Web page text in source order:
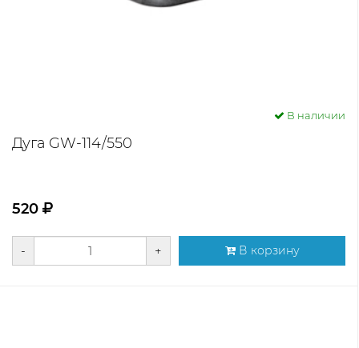
В наличии
Дуга GW-114/550
520
- + В корзину